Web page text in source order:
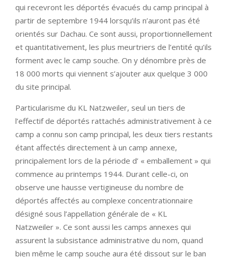
qui recevront les déportés évacués du camp principal à
partir de septembre 1944 lorsqu’ils n’auront pas été
orientés sur Dachau. Ce sont aussi, proportionnellement
et quantitativement, les plus meurtriers de l’entité qu’ils
forment avec le camp souche. On y dénombre près de
18 000 morts qui viennent s’ajouter aux quelque 3 000
du site principal.
Particularisme du KL Natzweiler, seul un tiers de
l’effectif de déportés rattachés administrativement à ce
camp a connu son camp principal, les deux tiers restants
étant affectés directement à un camp annexe,
principalement lors de la période d’ « emballement » qui
commence au printemps 1944. Durant celle-ci, on
observe une hausse vertigineuse du nombre de
déportés affectés au complexe concentrationnaire
désigné sous l’appellation générale de « KL
Natzweiler ». Ce sont aussi les camps annexes qui
assurent la subsistance administrative du nom, quand
bien même le camp souche aura été dissout sur le ban